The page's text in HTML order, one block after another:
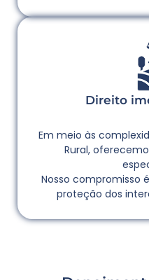
Direito
Em meio às
Rural,
Nosso compromisso
proteção dos